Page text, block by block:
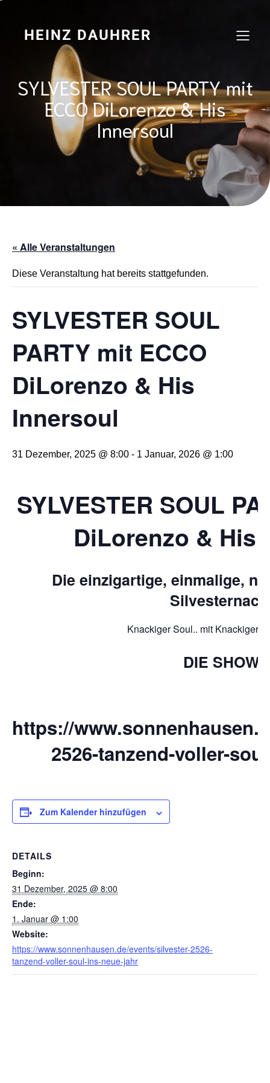
Zum
HEINZ DAUHRER
SYLVESTER SOUL PARTY mit
ECCO DiLorenzo & His
Innersoul
« Alle Veranstaltungen
Diese Veranstaltung hat bereits stattgefunden.
SYLVESTER SOUL
PARTY mit ECCO
DiLorenzo & His
Innersoul
31 Dezember, 2025 @ 8:00 - 1 Januar, 2026 @ 1:00
SYLVESTER SOUL
DiLorenzo & His
Die einzigartige, einmalige,
Knackiger Soul.. mit Knackiger
DIE SHOW
https://
2526-tanzend-voller-
Zum Kalender hinzufügen
DETAILS
Beginn:
31 Dezember, 2025 @ 8:00
Ende:
1. Januar @ 1:00
Website:
https://www.sonnenhausen.de/events/silvester-2526-
tanzend-voller-soul-ins-neue-jahr